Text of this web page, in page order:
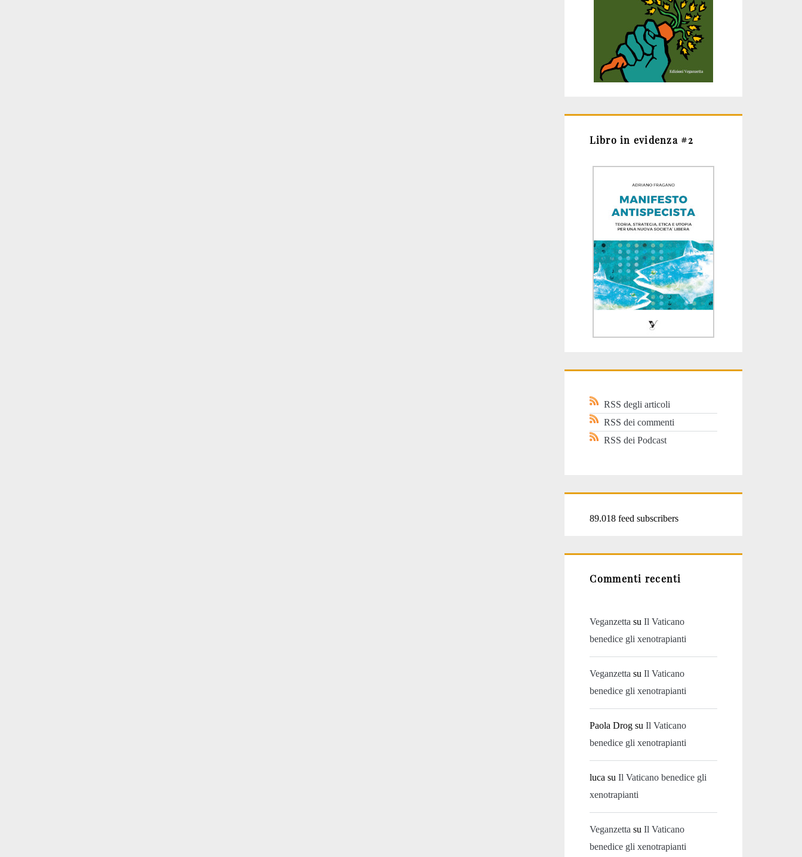
Libro in evidenza #2
RSS degli articoli
RSS dei commenti
RSS dei Podcast
89.018 feed subscribers
Commenti recenti
Veganzetta suIl Vaticano
benedice gli xenotrapianti
Veganzetta suIl Vaticano
benedice gli xenotrapianti
Paola Drog suIl Vaticano
benedice gli xenotrapianti
luca suIl Vaticano benedice gli
xenotrapianti
Veganzetta suIl Vaticano
benedice gli xenotrapianti